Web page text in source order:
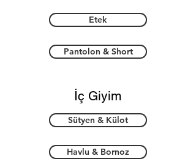
Etek
Pantolon & Short
İç Giyim
Sütyen & Külot
Havlu & Bornoz